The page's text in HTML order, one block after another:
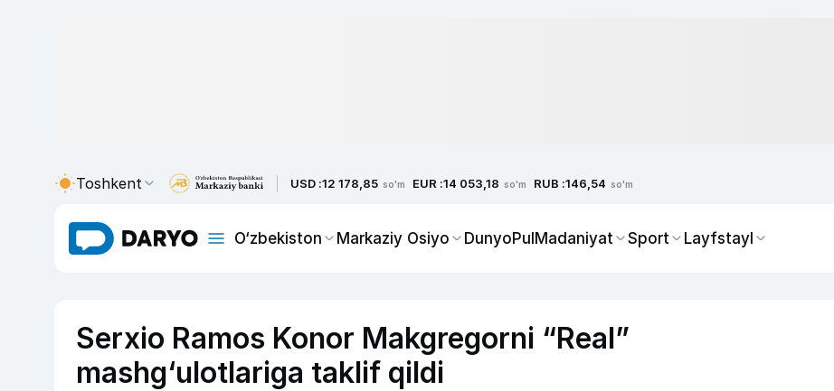
Toshkent USD :12 178,85 so'm EUR :14 053,18 so'm RUB :146,54 so'm
O‘zbekiston Markaziy Osiyo DunyoPulMadaniyat Sport Layfstayl
Serxio Ramos Konor Makgregorni “Real”
mashg‘ulotlariga taklif qildi